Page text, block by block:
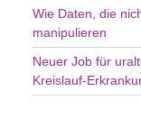
Wie Daten, die
manipulieren
Neuer Job für
Kreislauf-